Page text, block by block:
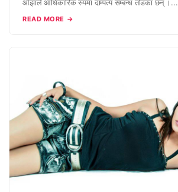
ओझाले आधिकारिक रुपमा दाम्पत्य सम्बन्ध तोडका छन् ।...
READ MORE →